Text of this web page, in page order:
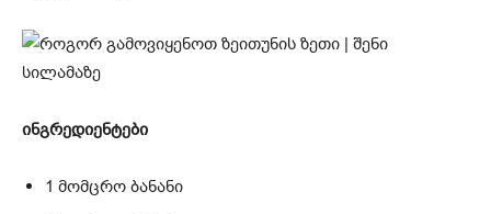
ინგრედიენტები
1 მომცრო ბანანი